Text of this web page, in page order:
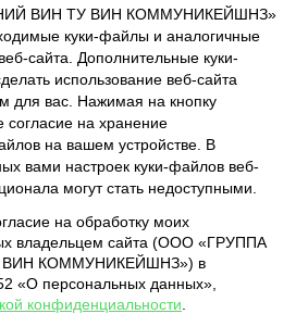
О нас
Услуги
Кейсы
Клиенты
Новости
2025
агентств
ВИН ТУ ВИН КОММУНИКЕЙШНЗ»
куки-файлы и аналогичные
сайта. Дополнительные куки-
использование веб-сайта
для вас. Нажимая на кнопку
согласие на хранение
на вашем устройстве. В
вами настроек куки-файлов веб-
могут стать недоступными.
на обработку моих
владельцем сайта (ООО «ГРУППА
КОММУНИКЕЙШНЗ») в
«О персональных данных»,
конфиденциальности